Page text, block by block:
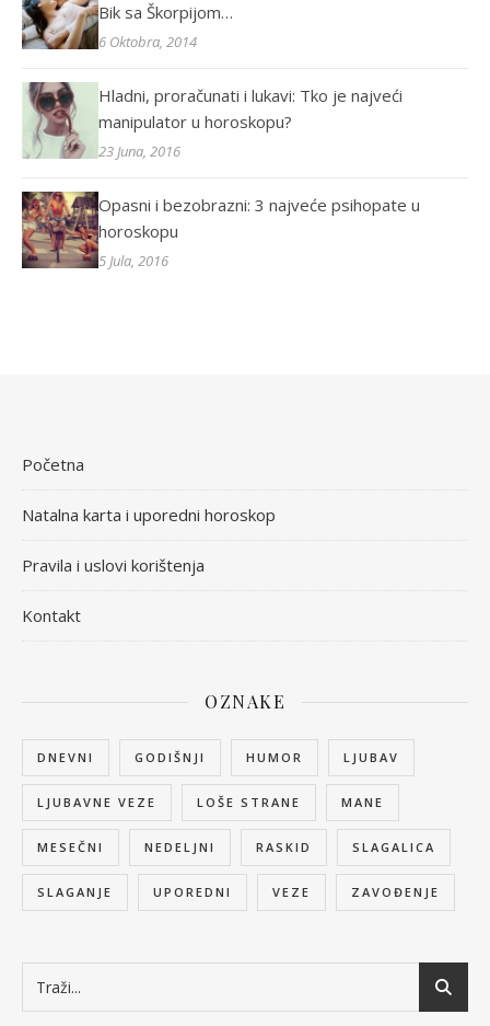
Bik sa Škorpijom…
6 Oktobra, 2014
Hladni, proračunati i lukavi: Tko je najveći
manipulator u horoskopu?
23 Juna, 2016
Opasni i bezobrazni: 3 najveće psihopate u
horoskopu
5 Jula, 2016
Početna
Natalna karta i uporedni horoskop
Pravila i uslovi korištenja
Kontakt
OZNAKE
DNEVNI GODIŠNJI HUMOR LJUBAV
LJUBAVNE VEZE LOŠE STRANE MANE
MESEČNI NEDELJNI RASKID SLAGALICA
SLAGANJE UPOREDNI VEZE ZAVOĐENJE